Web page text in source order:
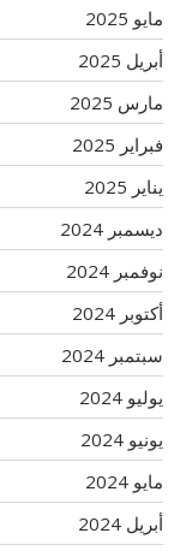
مايو 2025
أبريل 2025
مارس 2025
فبراير 2025
يناير 2025
ديسمبر 2024
نوفمبر 2024
أكتوبر 2024
سبتمبر 2024
يوليو 2024
يونيو 2024
مايو 2024
أبريل 2024